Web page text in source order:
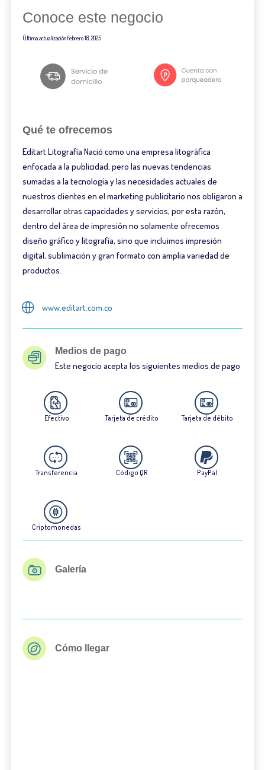
Conoce este negocio
Última actualizaciónfebrero 18, 2025
Qué te ofrecemos
Editart Litografía Nació como una empresa litográfica
enfocada a la publicidad, pero las nuevas tendencias
sumadas a la tecnología y las necesidades actuales de
nuestros clientes en el marketing publicitario nos obligaron a
desarrollar otras capacidades y servicios, por esta razón,
dentro del área de impresión no solamente ofrecemos
diseño gráfico y litografía, sino que incluimos impresión
digital, sublimación y gran formato con amplia variedad de
productos.
www.editart.com.co
Medios de pago
Este negocio acepta los siguientes medios de pago
Efectivo Tarjeta de crédito Tarjeta de débito
Transferencia Código QR PayPal
Criptomonedas
Galería
Cómo llegar